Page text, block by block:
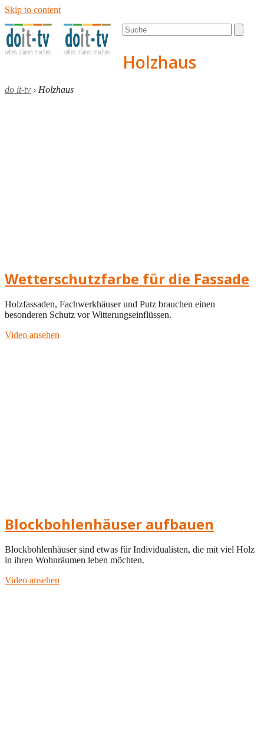
Skip to content
Open
mobile
Close
mobile
Search
Holzhaus
do it-tv › Holzhaus
Wetterschutzfarbe für die Fassade
Holzfassaden, Fachwerkhäuser und Putz brauchen einen
besonderen Schutz vor Witterungseinflüssen.
Video ansehen
Blockbohlenhäuser aufbauen
Blockbohlenhäuser sind etwas für Individualisten, die mit viel Holz
in ihren Wohnräumen leben möchten.
Video ansehen